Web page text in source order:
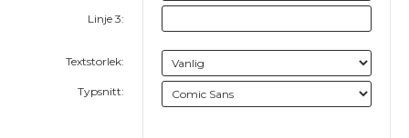
Linje 3:
Textstorlek:
Typsnitt: